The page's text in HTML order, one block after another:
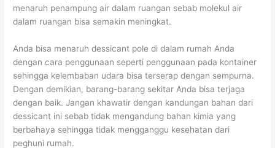
menaruh penampung air dalam ruangan sebab molekul air
dalam ruangan bisa semakin meningkat.
Anda bisa menaruh dessicant pole di dalam rumah Anda
dengan cara penggunaan seperti penggunaan pada kontainer
sehingga kelembaban udara bisa terserap dengan sempurna.
Dengan demikian, barang-barang sekitar Anda bisa terjaga
dengan baik. Jangan khawatir dengan kandungan bahan dari
dessicant ini sebab tidak mengandung bahan kimia yang
berbahaya sehingga tidak mengganggu kesehatan dari
peghuni rumah.